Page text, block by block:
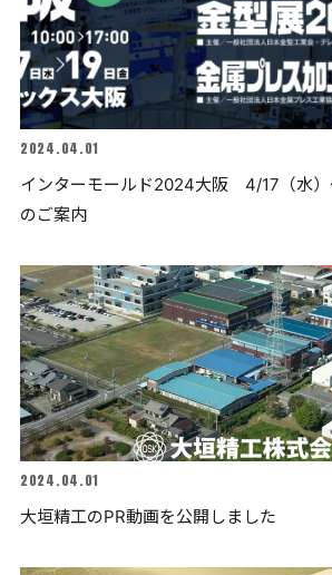
2024.04.01
インターモールド2024大阪 4/17（水
のご案内
2024.04.01
大垣精工のPR動画を公開しました